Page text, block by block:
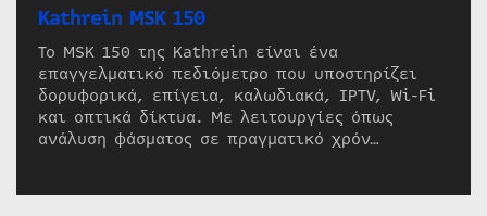
Kathrein MSK 150
Το MSK 150 της Kathrein είναι ένα
επαγγελματικό πεδιόμετρο που υποστηρίζει
δορυφορικά, επίγεια, καλωδιακά, IPTV, Wi-Fi
και οπτικά δίκτυα. Με λειτουργίες όπως
ανάλυση φάσματος σε πραγματικό χρόν…